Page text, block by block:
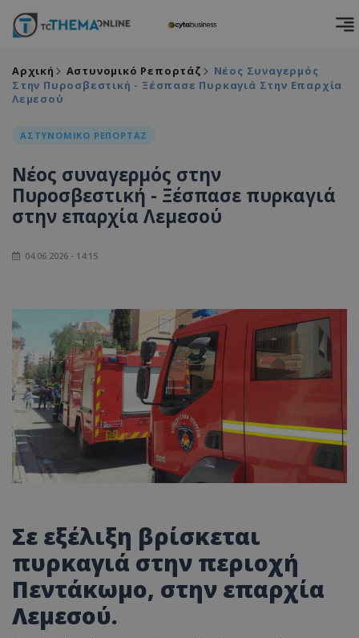
Αρχική Αστυνομικό Ρεπορτάζ
Νέος Συναγερμός
Στην Πυροσβεστική - Ξέσπασε Πυρκαγιά Στην Επαρχία
Λεμεσού
ΑΣΤΥΝΟΜΙΚΟ ΡΕΠΟΡΤΑΖ
Νέος συναγερμός στην
Πυροσβεστική - Ξέσπασε πυρκαγιά
στην επαρχία Λεμεσού
04.06.2026 - 14:15
Σε εξέλιξη βρίσκεται
πυρκαγιά στην περιοχή
Πεντάκωμο, στην επαρχία
Λεμεσού.